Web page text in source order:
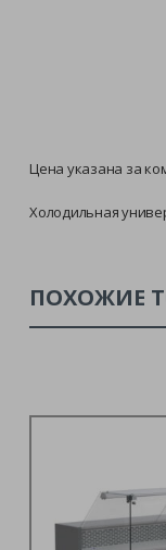
Цена указана за
Холодильная
ПОХОЖИЕ